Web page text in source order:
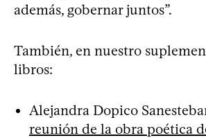
además, gobernar juntos”.
También, en nuestro
libros:
Alejandra Dopico
reunión de la obra poética